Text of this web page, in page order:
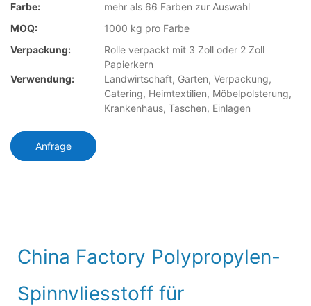
Farbe:
mehr als 66 Farben zur Auswahl
MOQ:
1000 kg pro Farbe
Verpackung:
Rolle verpackt mit 3 Zoll oder 2 Zoll
Papierkern
Verwendung:
Landwirtschaft, Garten, Verpackung,
Catering, Heimtextilien, Möbelpolsterung,
Krankenhaus, Taschen, Einlagen
Anfrage
China Factory Polypropylen-
Spinnvliesstoff für